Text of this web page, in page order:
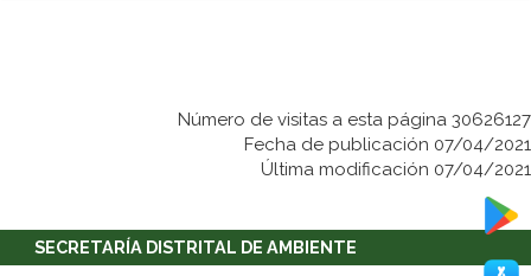
Número de visitas a esta página 30626127
Fecha de publicación 07/04/2021
Última modificación 07/04/2021
SECRETARÍA DISTRITAL DE AMBIENTE